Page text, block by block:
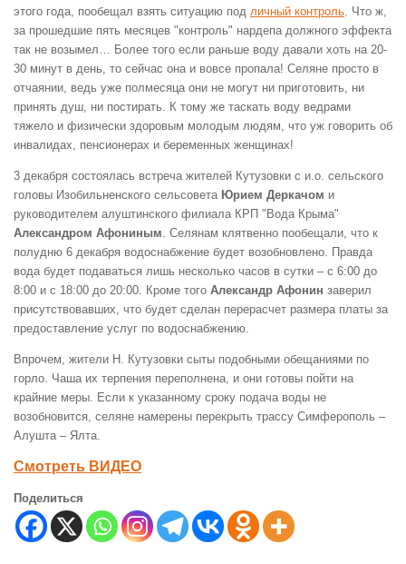
этого года, пообещал взять ситуацию под личный контроль . Что ж,
за прошедшие пять месяцев "контроль" нардепа должного эффекта
так не возымел… Более того если раньше воду давали хоть на 20-
30 минут в день, то сейчас она и вовсе пропала! Селяне просто в
отчаянии, ведь уже полмесяца они не могут ни приготовить, ни
принять душ, ни постирать. К тому же таскать воду ведрами
тяжело и физически здоровым молодым людям, что уж говорить об
инвалидах, пенсионерах и беременных женщинах!
3 декабря состоялась встреча жителей Кутузовки с и.о. сельского
головы Изобильненского сельсовета Юрием Деркачом и
руководителем алуштинского филиала КРП "Вода Крыма"
Александром Афониным . Селянам клятвенно пообещали, что к
полудню 6 декабря водоснабжение будет возобновлено. Правда
вода будет подаваться лишь несколько часов в сутки – с 6:00 до
8:00 и с 18:00 до 20:00. Кроме того Александр Афонин заверил
присутствовавших, что будет сделан перерасчет размера платы за
предоставление услуг по водоснабжению.
Впрочем, жители Н. Кутузовки сыты подобными обещаниями по
горло. Чаша их терпения переполнена, и они готовы пойти на
крайние меры. Если к указанному сроку подача воды не
возобновится, селяне намерены перекрыть трассу Симферополь –
Алушта – Ялта.
Смотреть ВИДЕО
Поделиться